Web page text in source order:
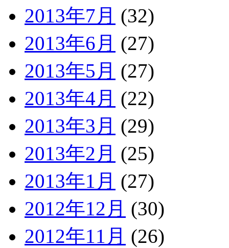
2013年7月 (32)
2013年6月 (27)
2013年5月 (27)
2013年4月 (22)
2013年3月 (29)
2013年2月 (25)
2013年1月 (27)
2012年12月 (30)
2012年11月 (26)